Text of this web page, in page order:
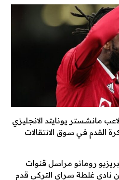
مانشستر يونايتد الانجليزي
القدم في سوق الانتقالات
رومانو مراسل قنوات
نادي غلطة سراي التركي قدم